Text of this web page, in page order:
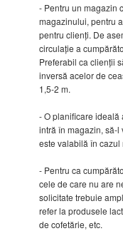
- Pentru un magazin
magazinului, pentru
pentru clienți. De
circulație a
Preferabil ca clienții
inversă acelor de
1,5-2 m.
- O planificare ideală
intră în magazin, să-l
este valabilă în
- Pentru ca
cele de care nu are
solicitate trebuie
refer la produsele
de cofetărie, etc.